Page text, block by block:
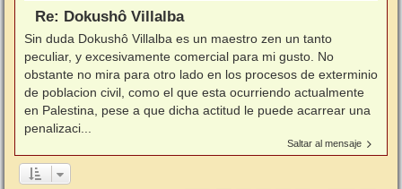
Re: Dokushô Villalba
Sin duda Dokushô Villalba es un maestro zen un tanto
peculiar, y excesivamente comercial para mi gusto. No
obstante no mira para otro lado en los procesos de exterminio
de poblacion civil, como el que esta ocurriendo actualmente
en Palestina, pese a que dicha actitud le puede acarrear una
penalizaci...
Saltar al mensaje